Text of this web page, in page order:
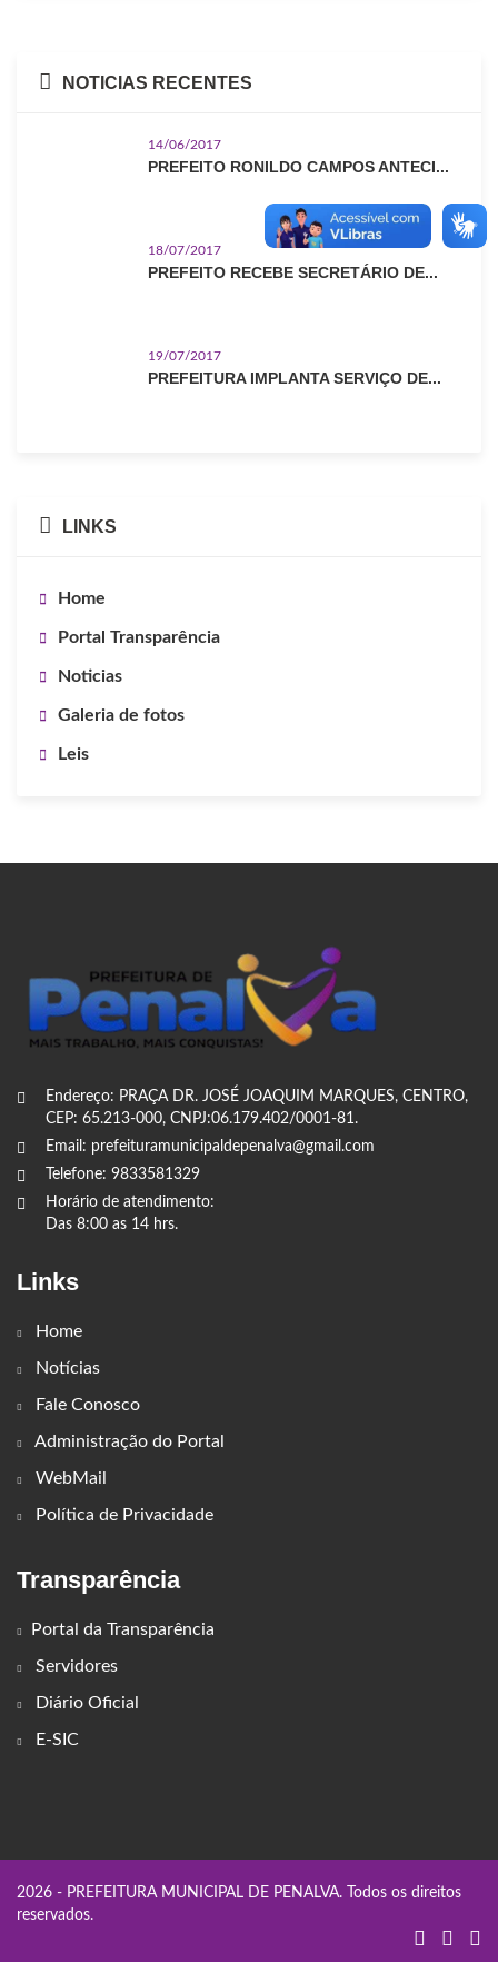
NOTICIAS RECENTES
14/06/2017
PREFEITO RONILDO CAMPOS ANTECI...
18/07/2017
PREFEITO RECEBE SECRETÁRIO DE...
19/07/2017
PREFEITURA IMPLANTA SERVIÇO DE...
LINKS
Home
Portal Transparência
Noticias
Galeria de fotos
Leis
Endereço: PRAÇA DR. JOSÉ JOAQUIM MARQUES, CENTRO,
CEP: 65.213-000, CNPJ:06.179.402/0001-81.
Email: prefeituramunicipaldepenalva@gmail.com
Telefone: 9833581329
Horário de atendimento:
Das 8:00 as 14 hrs.
Links
Home
Notícias
Fale Conosco
Administração do Portal
WebMail
Política de Privacidade
Transparência
Portal da Transparência
Servidores
Diário Oficial
E-SIC
2026 - PREFEITURA MUNICIPAL DE PENALVA. Todos os direitos
reservados.